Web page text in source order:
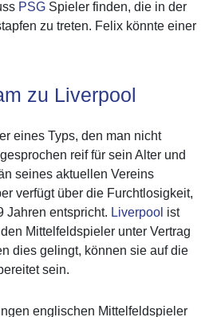
PSG Spieler finden, die in der
zu treten. Felix könnte einer
zu Liverpool
eines Typs, den man nicht
reif für sein Alter und
seines aktuellen Vereins
verfügt über die Furchtlosigkeit,
Jahren entspricht. Liverpool ist
Mittelfeldspieler unter Vertrag
dies gelingt, können sie auf die
sein.
englischen Mittelfeldspieler